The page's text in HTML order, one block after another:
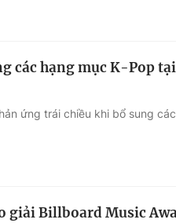
Giải sao
các hạng mục K-Pop
ứng trái chiều khi bổ sung
giải Billboard Music